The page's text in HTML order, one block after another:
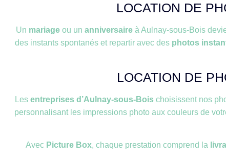
LOCATION DE
Un mariageou un anniversaireà Aulnay-sous-Bois
des instants spontanés et repartir avec des photos
LOCATION DE
Les entreprises d’Aulnay-sous-Boischoisissent nos
personnalisant les impressions photo aux couleurs de
Avec Picture Box, chaque prestation comprend la